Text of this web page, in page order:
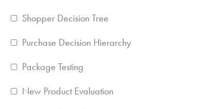
Shopper Decision Tree
Purchase Decision Hierarchy
Package Testing
New Product Evaluation